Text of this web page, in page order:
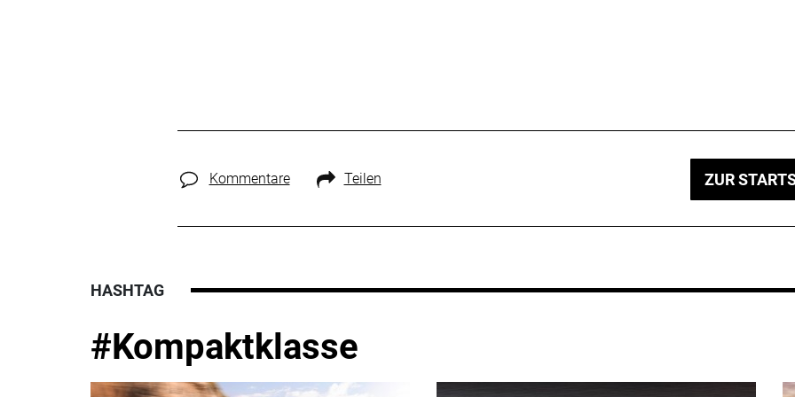
Kommentare Teilen ZUR
HASHTAG
#Kompaktklasse